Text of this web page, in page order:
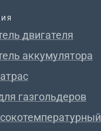
двигателя
аккумулятора
газгольдеров